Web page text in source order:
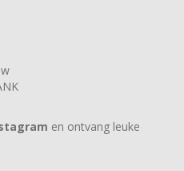
en ontvang leuke